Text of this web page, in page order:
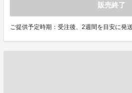
販売終了
ご提供予定時期：受注後、2週間を目安に発